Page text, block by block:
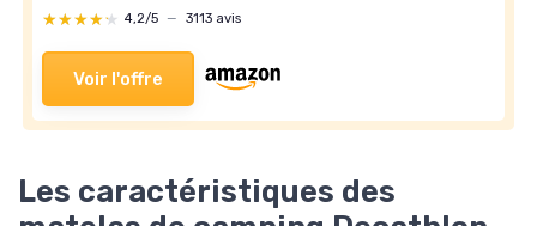
★★★★★
★★★★★ 4,2/5 — 3113 avis
Voir l'offre
Les caractéristiques des